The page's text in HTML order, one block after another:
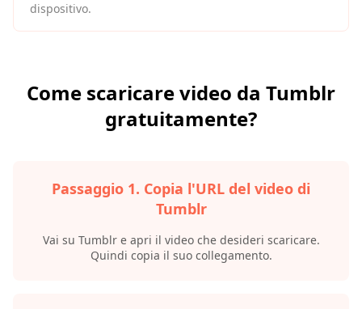
dispositivo.
Come scaricare video da Tumblr
gratuitamente?
Passaggio 1. Copia l'URL del video di
Tumblr
Vai su Tumblr e apri il video che desideri scaricare.
Quindi copia il suo collegamento.